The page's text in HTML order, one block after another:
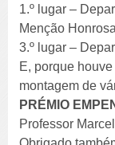
1.º lugar –
Menção
3.º lugar –
E, porque
montagem de
PRÉMIO
Professor